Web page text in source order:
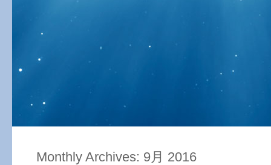
Monthly Archives: 9月 2016